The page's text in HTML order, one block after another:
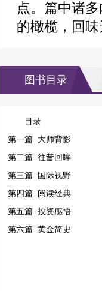
点。篇中诸
的橄榄，回
图书目录
目录
第一篇 大师背影
第二篇 往昔回眸
第三篇 国际视野
第四篇 阅读经典
第五篇 投资感悟
第六篇 黄金简史